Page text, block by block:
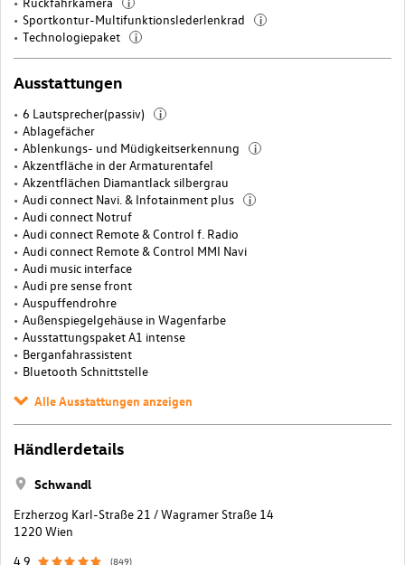
Sportkontur-Multifunktionslederlenkrad i
Technologiepaket i
Ausstattungen
6 Lautsprecher(passiv) i
Ablagefächer
Ablenkungs- und Müdigkeitserkennung
i
Akzentfläche in der Armaturentafel
Akzentflächen Diamantlack silbergrau
Audi connect Navi. & Infotainment plus
i
Audi connect Notruf
Audi connect Remote & Control f. Radio
Audi connect Remote & Control MMI Navi
Audi music interface
Audi pre sense front
Auspuffendrohre
Außenspiegelgehäuse in Wagenfarbe
Ausstattungspaket A1 intense
Berganfahrassistent
Bluetooth Schnittstelle
Alle Ausstattungen anzeigen
Händlerdetails
Schwandl
Erzherzog Karl-Straße 21 / Wagramer Straße 14
1220 Wien
4,9
(849)